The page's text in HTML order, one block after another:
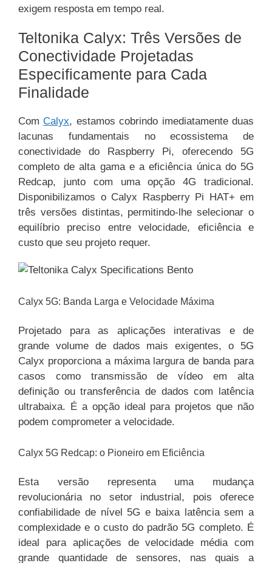
exigem resposta em tempo real.
Teltonika Calyx: Três Versões de
Conectividade Projetadas
Especificamente para Cada
Finalidade
ComCalyx, estamos cobrindo imediatamente duas
lacunas fundamentais no ecossistema de
conectividade do Raspberry Pi, oferecendo 5G
completo de alta gama e a eficiência única do 5G
Redcap, junto com uma opção 4G tradicional.
Disponibilizamos o Calyx Raspberry Pi HAT+ em
três versões distintas, permitindo-lhe selecionar o
equilíbrio preciso entre velocidade, eficiência e
custo que seu projeto requer.
Calyx 5G: Banda Larga e Velocidade Máxima
Projetado para as aplicações interativas e de
grande volume de dados mais exigentes, o 5G
Calyx proporciona a máxima largura de banda para
casos como transmissão de vídeo em alta
definição ou transferência de dados com latência
ultrabaixa. É a opção ideal para projetos que não
podem comprometer a velocidade.
Calyx 5G Redcap: o Pioneiro em Eficiência
Esta versão representa uma mudança
revolucionária no setor industrial, pois oferece
confiabilidade de nível 5G e baixa latência sem a
complexidade e o custo do padrão 5G completo. É
ideal para aplicações de velocidade média com
grande quantidade de sensores, nas quais a